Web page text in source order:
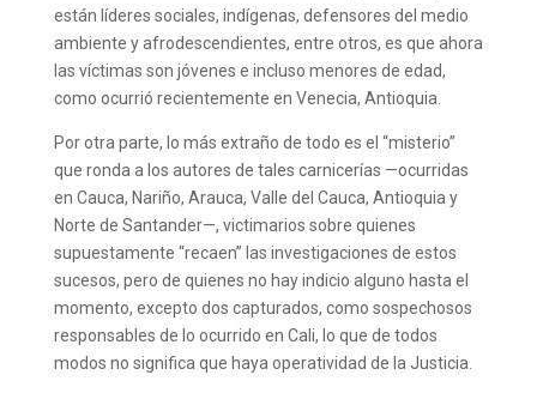
están líderes sociales, indígenas, defensores del medio
ambiente y afrodescendientes, entre otros, es que ahora
las víctimas son jóvenes e incluso menores de edad,
como ocurrió recientemente en Venecia, Antioquia.
Por otra parte, lo más extraño de todo es el “misterio”
que ronda a los autores de tales carnicerías —ocurridas
en Cauca, Nariño, Arauca, Valle del Cauca, Antioquia y
Norte de Santander—, victimarios sobre quienes
supuestamente “recaen” las investigaciones de estos
sucesos, pero de quienes no hay indicio alguno hasta el
momento, excepto dos capturados, como sospechosos
responsables de lo ocurrido en Cali, lo que de todos
modos no significa que haya operatividad de la Justicia.